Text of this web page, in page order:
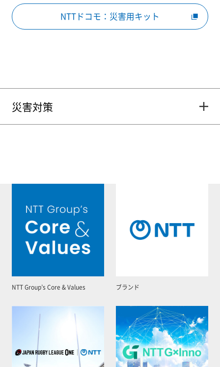
NTTドコモ：災害用キット
災害対策
NTT Group’s Core & Values ブランド